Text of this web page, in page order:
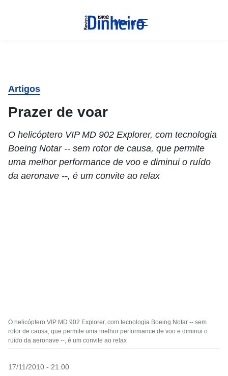
Menu
Artigos
Prazer de voar
O helicóptero VIP MD 902 Explorer, com tecnologia
Boeing Notar -- sem rotor de causa, que permite
uma melhor performance de voo e diminui o ruído
da aeronave --, é um convite ao relax
O helicóptero VIP MD 902 Explorer, com tecnologia Boeing Notar -- sem
rotor de causa, que permite uma melhor performance de voo e diminui o
ruído da aeronave --, é um convite ao relax
17/11/2010 - 21:00